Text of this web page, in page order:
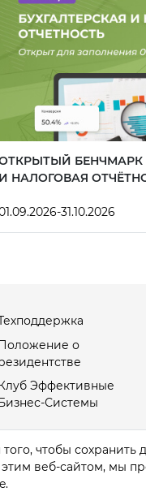
БЕНЧМАРК
И НАЛОГОВАЯ
31.10.2026
о
Клуб Эффективные
Бизнес-Системы
чтобы сохранить
веб-сайтом, мы